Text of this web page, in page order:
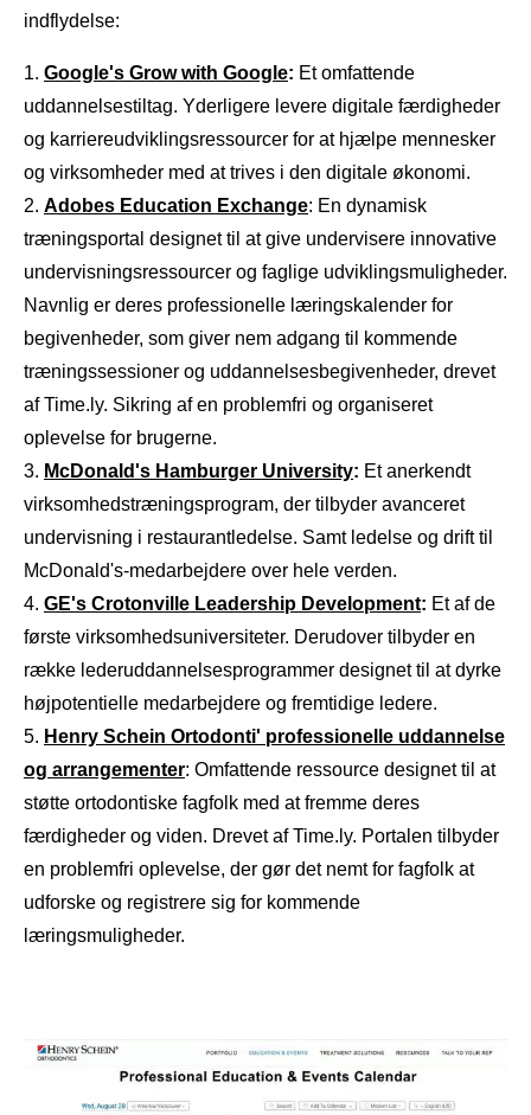
indflydelse:
Google's Grow with Google: Et omfattende
uddannelsestiltag. Yderligere levere digitale færdigheder
og karriereudviklingsressourcer for at hjælpe mennesker
og virksomheder med at trives i den digitale økonomi.
Adobes Education Exchange: En dynamisk
træningsportal designet til at give undervisere innovative
undervisningsressourcer og faglige udviklingsmuligheder.
Navnlig er deres professionelle læringskalender for
begivenheder, som giver nem adgang til kommende
træningssessioner og uddannelsesbegivenheder, drevet
af Time.ly. Sikring af en problemfri og organiseret
oplevelse for brugerne.
McDonald's Hamburger University: Et anerkendt
virksomhedstræningsprogram, der tilbyder avanceret
undervisning i restaurantledelse. Samt ledelse og drift til
McDonald's-medarbejdere over hele verden.
GE's Crotonville Leadership Development: Et af de
første virksomhedsuniversiteter. Derudover tilbyder en
række lederuddannelsesprogrammer designet til at dyrke
højpotentielle medarbejdere og fremtidige ledere.
Henry Schein Ortodonti' professionelle uddannelse
og arrangementer: Omfattende ressource designet til at
støtte ortodontiske fagfolk med at fremme deres
færdigheder og viden. Drevet af Time.ly. Portalen tilbyder
en problemfri oplevelse, der gør det nemt for fagfolk at
udforske og registrere sig for kommende
læringsmuligheder.